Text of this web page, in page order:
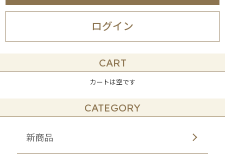
ログイン
CART
カートは空です
CATEGORY
新商品